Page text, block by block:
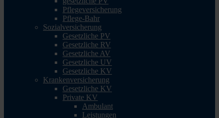
Pflegeversicherung
Pflege-Bahr
Sozialversicherung
Gesetzliche PV
Gesetzliche RV
Gesetzliche AV
Gesetzliche UV
Gesetzliche KV
Krankenversicherung
Gesetzliche KV
Private KV
Ambulant
Leistungen